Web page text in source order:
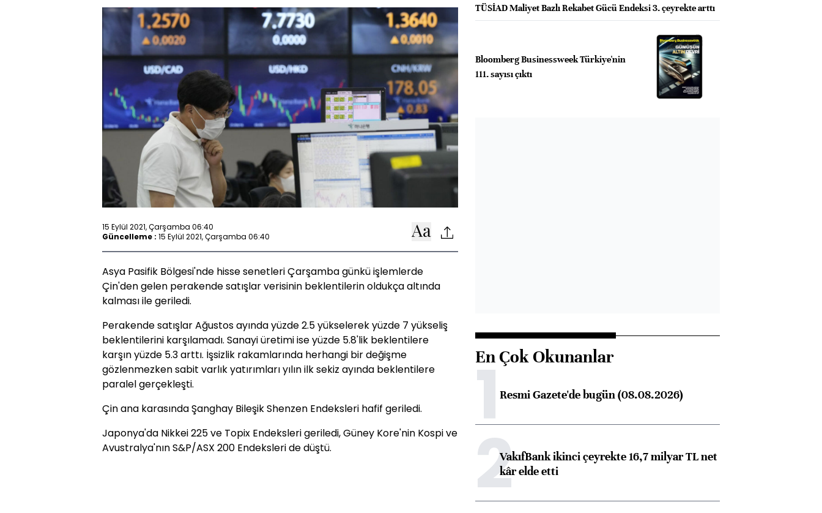
15 Eylül 2021, Çarşamba 06:40
Güncelleme : 15 Eylül 2021, Çarşamba 06:40
Asya Pasifik Bölgesi'nde hisse senetleri Çarşamba günkü işlemlerde
Çin'den gelen perakende satışlar verisinin beklentilerin oldukça altında
kalması ile geriledi.
Perakende satışlar Ağustos ayında yüzde 2.5 yükselerek yüzde 7 yükseliş
beklentilerini karşılamadı. Sanayi üretimi ise yüzde 5.8'lik beklentilere
karşın yüzde 5.3 arttı. İşsizlik rakamlarında herhangi bir değişme
gözlenmezken sabit varlık yatırımları yılın ilk sekiz ayında beklentilere
paralel gerçekleşti.
Çin ana karasında Şanghay Bileşik Shenzen Endeksleri hafif geriledi.
Japonya'da Nikkei 225 ve Topix Endeksleri geriledi, Güney Kore'nin Kospi ve
Avustralya'nın S&P/ASX 200 Endeksleri de düştü.
TÜSİAD Maliyet Bazlı Rekabet Gücü Endeksi 3. çeyrekte arttı
Bloomberg Businessweek Türkiye'nin
111. sayısı çıktı
En Çok Okunanlar
1Resmi Gazete'de bugün (08.08.2026)
2VakıfBank ikinci çeyrekte 16,7 milyar TL net
kâr elde etti